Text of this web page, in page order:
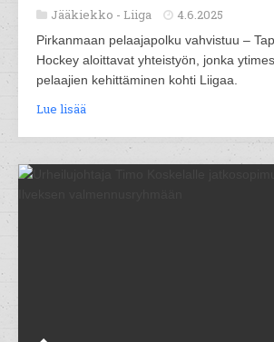
Jääkiekko - Liiga 4.6.2025
Pirkanmaan pelaajapolku vahvistuu –
Hockey aloittavat yhteistyön, jonka
pelaajien kehittäminen kohti Liigaa.
Lue lisää